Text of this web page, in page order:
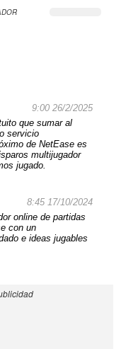
9:00 26/2/2025
que sumar al
servicio
de NetEase es
multijugador
jugado.
8:45 17/10/2024
online de partidas
con un
e ideas jugables